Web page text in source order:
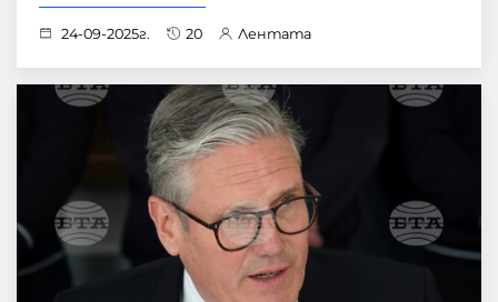
24-09-2025г. 20 Лентата